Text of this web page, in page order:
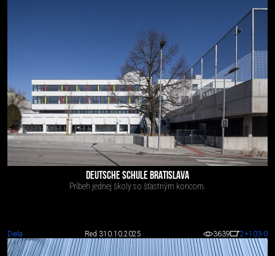
DEUTSCHE SCHULE BRATISLAVA
Príbeh jednej školy so šťastným koncom.
Diela Red 310.10.2025 3639 2+103-0